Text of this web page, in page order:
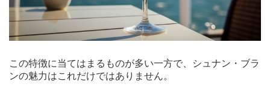
この特徴に当てはまるものが多い一方で、シュナン・ブラ
ンの魅力はこれだけではありません。